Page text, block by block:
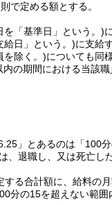
で定める額とする。
を「基準日」という。)
給日」という。)に支給
を除く。)についても同
の期間における当該
」とあるのは「100分
、退職し、又は死亡し
する合計額に、給料の
分の15を超えない範